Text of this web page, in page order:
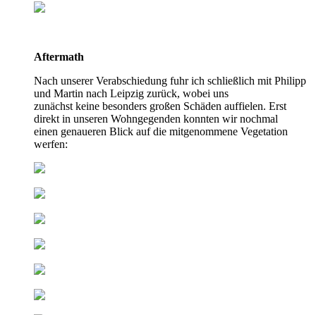
Aftermath
Nach unserer Verabschiedung fuhr ich schließlich mit Philipp
und Martin nach Leipzig zurück, wobei uns
zunächst keine besonders großen Schäden auffielen. Erst
direkt in unseren Wohngegenden konnten wir nochmal
einen genaueren Blick auf die mitgenommene Vegetation
werfen: